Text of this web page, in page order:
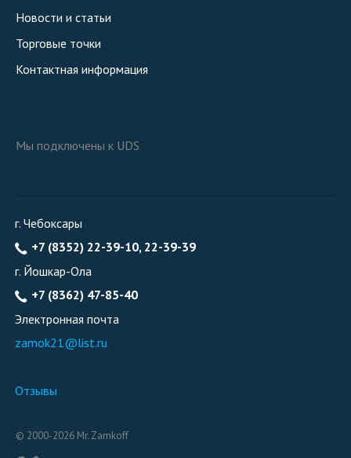
Новости и статьи
Торговые точки
Контактная информация
Мы подключены к UDS
г. Чебоксары
+7 (8352) 22-39-10, 22-39-39
г. Йошкар-Ола
+7 (8362) 47-85-40
Электронная почта
zamok21@list.ru
Отзывы
© 2000-2026 Mr. Zamkoff